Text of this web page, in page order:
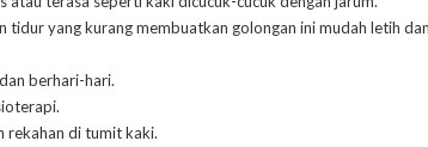
tidur yang kurang membuatkan golongan ini mudah letih
berhari-hari.
rekahan di tumit kaki.